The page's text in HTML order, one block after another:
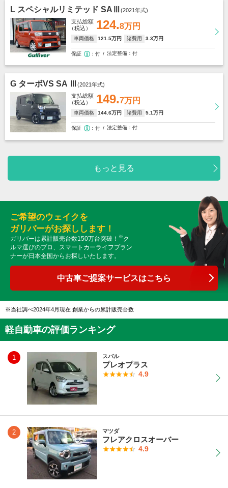
L スペシャルリミテッド SAⅢ (2021年式)
124.8万円
支払総額
（税込）
車両価格 121 .5万円 諸費用 3 .3万円
保証 付 法定整備 付
G ターボVS SA Ⅲ (2021年式)
149.7万円
支払総額
（税込）
車両価格 144.6万円 諸費用 5.1万円
保証 付 法定整備 付
もっと見る
ご希望のウェイクを
ガリバーがお探しします！
ガリバーは累計販売台数150万台突破！ ※ ク
ルマ選びのプロ、スマートカーライフプラン
ナーが日本全国からお探しいたします。
中古車ご提案サービスはこちら
当社調べ2024年4月現在 創業からの累計販売台数
軽自動車の評価ランキング
1 スバル
プレオプラス
4.9
2 マツダ
フレアクロスオーバー
4.9